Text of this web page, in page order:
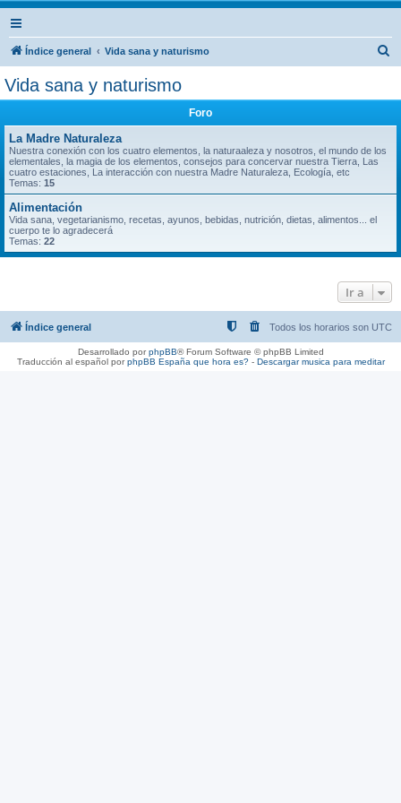
Índice general Vida sana y naturismo
Vida sana y naturismo
Foro
La Madre Naturaleza
Nuestra conexión con los cuatro elementos, la naturaaleza y nosotros, el mundo de los
elementales, la magia de los elementos, consejos para concervar nuestra Tierra, Las
cuatro estaciones, La interacción con nuestra Madre Naturaleza, Ecología, etc
Temas: 15
Alimentación
Vida sana, vegetarianismo, recetas, ayunos, bebidas, nutrición, dietas, alimentos... el
cuerpo te lo agradecerá
Temas: 22
Ir a
Índice general Todos los horarios son UTC
Desarrollado porphpBB® Forum Software © phpBB Limited
Traducción al español porphpBB España que hora es?- Descargar musica para meditar